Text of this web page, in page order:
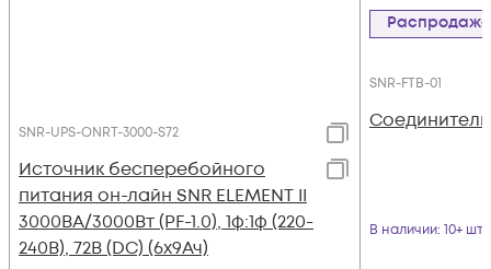
SNR-UPS-ONRT-3000-S72
Источник бесперебойного
питания он-лайн SNR ELEMENT II
3000ВА/3000Вт (PF-1.0), 1ф:1ф (220-
240В), 72В (DC) (6x9Ач)
Распродажа
SNR-FTB-01
В наличии: 10+ шт